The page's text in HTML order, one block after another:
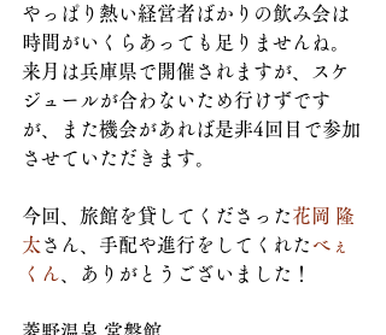
やっぱり熱い経営者ばかりの飲み会は
時間がいくらあっても足りませんね。
来月は兵庫県で開催されますが、スケ
ジュールが合わないため行けずです
が、また機会があれば是非4回目で参加
させていただきます。
今回、旅館を貸してくださった花岡 隆
太 さん、手配や進行をしてくれたべぇ
くん 、ありがとうございました！